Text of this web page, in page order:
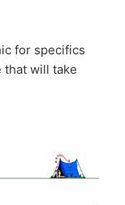
for specifics
that will take